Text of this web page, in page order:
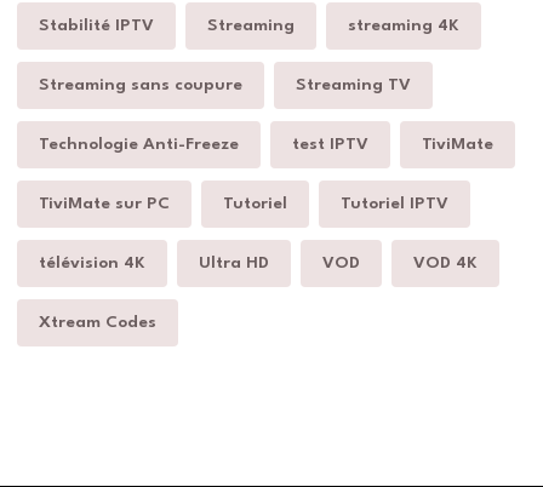
Stabilité IPTV Streaming streaming 4K
Streaming sans coupure Streaming TV
Technologie Anti-Freeze test IPTV TiviMate
TiviMate sur PC Tutoriel Tutoriel IPTV
télévision 4K Ultra HD VOD VOD 4K
Xtream Codes